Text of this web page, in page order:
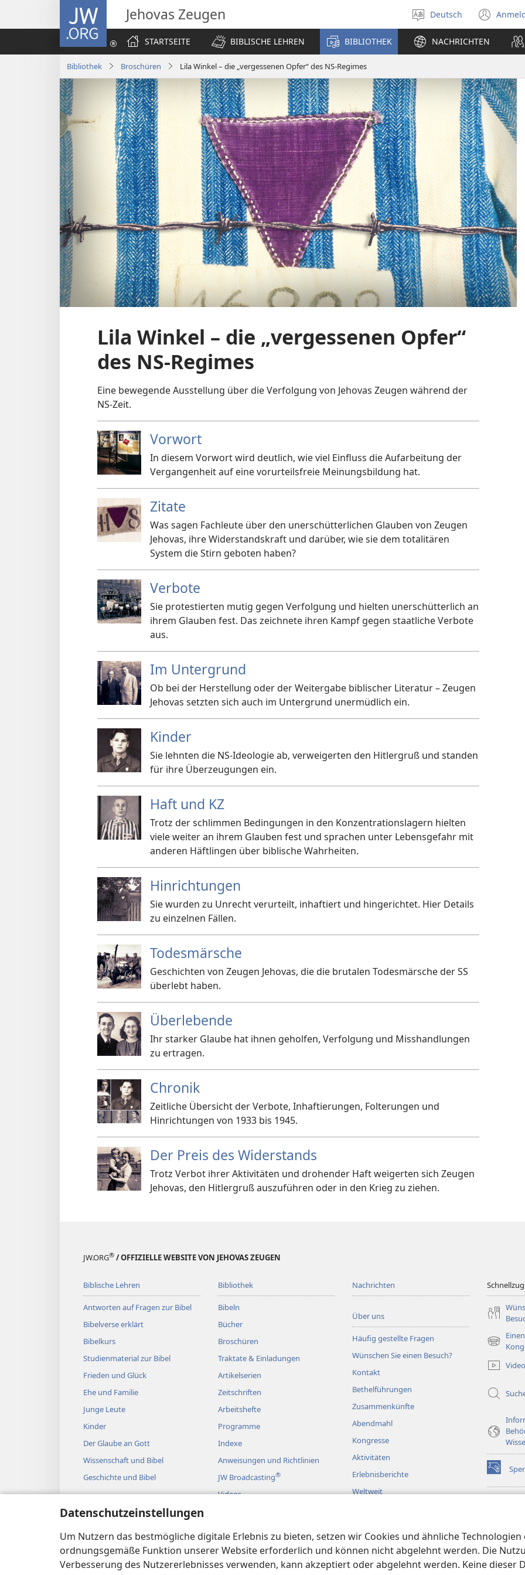
Datenschutzeinstellungen
Um Nutzern das bestmögliche digitale Erlebnis zu bieten, setzen wir Cookies und ähnliche
ordnungsgemäße Funktion unserer Website erforderlich und können nicht abgelehnt werden. Die
Verbesserung des Nutzererlebnisses verwenden, kann akzeptiert oder abgelehnt werden. Keine dieser
JW.ORG Jehovas Zeugen
Sprache
auswählen
Deutsch
STARTSEITE
BIBLISCHE LEHREN BIBLIOTHEK NACHRICHTEN
Bibliothek Broschüren Lila Winkel – die „vergessenen Opfer“ des NS-Regimes
Lila Winkel – die „vergessenen Opfer“
des NS-Regimes
Eine bewegende Ausstellung über die Verfolgung von Jehovas Zeugen während der
NS-Zeit.
Vorwort
In diesem Vorwort wird deutlich, wie viel Einfluss die Aufarbeitung der
Vergangenheit auf eine vorurteilsfreie Meinungsbildung hat.
Zitate
Was sagen Fachleute über den unerschütterlichen Glauben von Zeugen
Jehovas, ihre Widerstandskraft und darüber, wie sie dem totalitären
System die Stirn geboten haben?
Verbote
Sie protestierten mutig gegen Verfolgung und hielten unerschütterlich an
ihrem Glauben fest. Das zeichnete ihren Kampf gegen staatliche Verbote
aus.
Im Untergrund
Ob bei der Herstellung oder der Weitergabe biblischer Literatur – Zeugen
Jehovas setzten sich auch im Untergrund unermüdlich ein.
Kinder
Sie lehnten die NS-Ideologie ab, verweigerten den Hitlergruß und standen
für ihre Überzeugungen ein.
Haft und KZ
Trotz der schlimmen Bedingungen in den Konzentrations­lagern hielten
viele weiter an ihrem Glauben fest und sprachen unter Lebensgefahr mit
anderen Häftlingen über biblische Wahrheiten.
Hinrichtungen
Sie wurden zu Unrecht verurteilt, inhaftiert und hingerichtet. Hier Details
zu einzelnen Fällen.
Todesmärsche
Geschichten von Zeugen Jehovas, die die brutalen Todesmärsche der SS
überlebt haben.
Überlebende
Ihr starker Glaube hat ihnen geholfen, Verfolgung und Misshandlungen
zu ertragen.
Chronik
Zeitliche Übersicht der Verbote, Inhaftierungen, Folterungen und
Hinrichtungen von 1933 bis 1945.
Der Preis des Widerstands
Trotz Verbot ihrer Aktivitäten und drohender Haft weigerten sich Zeugen
Jehovas, den Hitlergruß auszuführen oder in den Krieg zu ziehen.
JW.ORG® / OFFIZIELLE WEBSITE VON JEHOVAS ZEUGEN
Biblische Lehren
Antworten auf Fragen zur Bibel
Bibelverse erklärt
Bibelkurs
Studienmaterial zur Bibel
Frieden und Glück
Ehe und Familie
Junge Leute
Kinder
Der Glaube an Gott
Wissenschaft und Bibel
Geschichte und Bibel
Bibliothek
Bibeln
Bücher
Broschüren
Traktate & Einladungen
Artikelserien
Zeitschriften
Arbeitshefte
Programme
Indexe
Anweisungen und Richtlinien
JW Broadcasting®
Videos
Bibellesungen
Nachrichten
Über uns
Häufig gestellte Fragen
Wünschen Sie einen Besuch?
Kontakt
Bethelführungen
Zusammenkünfte
Abendmahl
Kongresse
Aktivitäten
Erlebnisberichte
Weltweit
(öffnet
Fenster)
(öffnet
neues
Fenster)
Fenster)JW